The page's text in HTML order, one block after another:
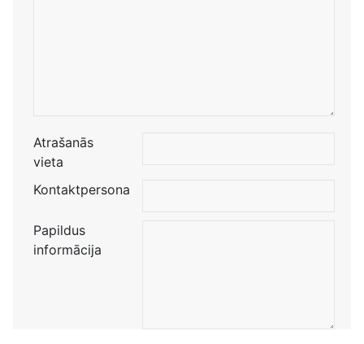
Atrašanās
vieta
Kontaktpersona
Papildus
informācija